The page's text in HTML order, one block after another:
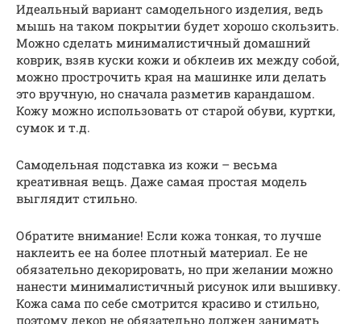
Идеальный вариант самодельного изделия, ведь
мышь на таком покрытии будет хорошо скользить.
Можно сделать минималистичный домашний
коврик, взяв куски кожи и обклеив их между собой,
можно прострочить края на машинке или делать
это вручную, но сначала разметив карандашом.
Кожу можно использовать от старой обуви, куртки,
сумок и т.д.
Самодельная подставка из кожи – весьма
креативная вещь. Даже самая простая модель
выглядит стильно.
Обратите внимание! Если кожа тонкая, то лучше
наклеить ее на более плотный материал. Ее не
обязательно декорировать, но при желании можно
нанести минималистичный рисунок или вышивку.
Кожа сама по себе смотрится красиво и стильно,
поэтому декор не обязательно должен занимать